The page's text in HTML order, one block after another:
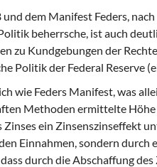
dem Manifest Feders, nach
beherrsche, ist auch
zu Kundgebungen der
Politik der Federal Reserve
wie Feders Manifest, was
Methoden ermittelte
Zinses ein Zinsenszinseffekt
Einnahmen, sondern
durch die Abschaffung